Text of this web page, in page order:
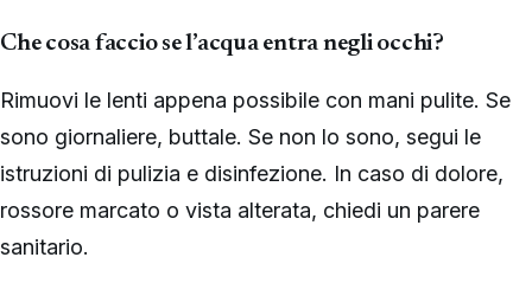
Che cosa faccio se l’acqua entra negli occhi?
Rimuovi le lenti appena possibile con mani pulite. Se
sono giornaliere, buttale. Se non lo sono, segui le
istruzioni di pulizia e disinfezione. In caso di dolore,
rossore marcato o vista alterata, chiedi un parere
sanitario.